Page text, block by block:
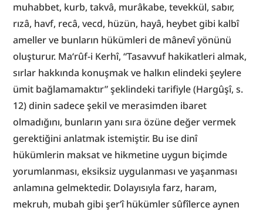
muhabbet, kurb, takvâ, murâkabe, tevekkül, sabır,
rızâ, havf, recâ, vecd, hüzün, hayâ, heybet gibi kalbî
ameller ve bunların hükümleri de mânevî yönünü
oluşturur. Ma‘rûf-i Kerhî, “Tasavvuf hakikatleri almak,
sırlar hakkında konuşmak ve halkın elindeki şeylere
ümit bağlamamaktır” şeklindeki tarifiyle (Hargûşî, s.
12) dinin sadece şekil ve merasimden ibaret
olmadığını, bunların yanı sıra özüne değer vermek
gerektiğini anlatmak istemiştir. Bu ise dinî
hükümlerin maksat ve hikmetine uygun biçimde
yorumlanması, eksiksiz uygulanması ve yaşanması
anlamına gelmektedir. Dolayısıyla farz, haram,
mekruh, mubah gibi şer‘î hükümler sûfîlerce aynen